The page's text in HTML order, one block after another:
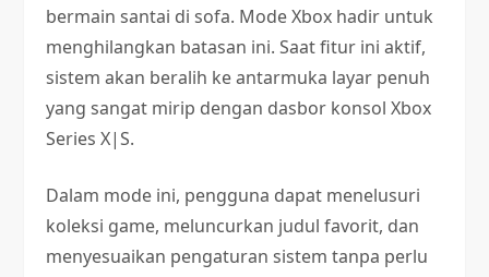
bermain santai di sofa. Mode Xbox hadir untuk
menghilangkan batasan ini. Saat fitur ini aktif,
sistem akan beralih ke antarmuka layar penuh
yang sangat mirip dengan dasbor konsol Xbox
Series X|S.
Dalam mode ini, pengguna dapat menelusuri
koleksi game, meluncurkan judul favorit, dan
menyesuaikan pengaturan sistem tanpa perlu